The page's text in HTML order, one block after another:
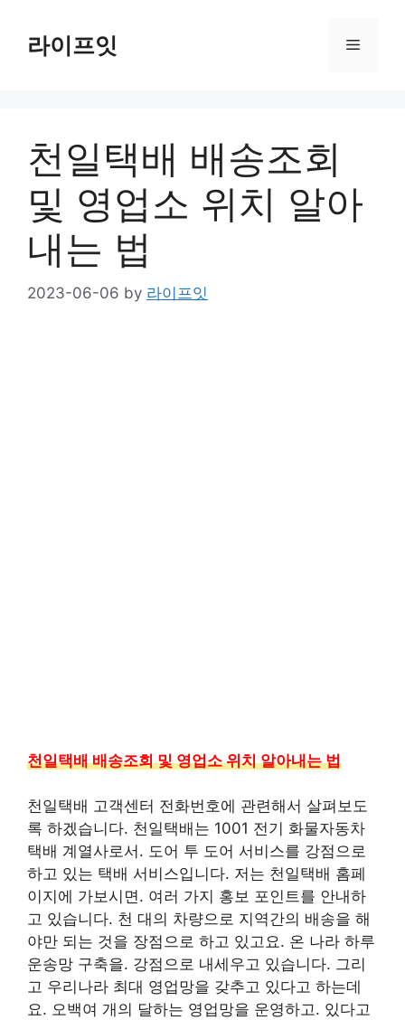
content라이프잇 Menu
천일택배 배송조회
및 영업소 위치 알아
내는 법
2023-06-06 by 라이프잇
천일택배 배송조회 및 영업소 위치 알아내는 법
천일택배 고객센터 전화번호에 관련해서 살펴보도
록 하겠습니다. 천일택배는 1001 전기 화물자동차
택배 계열사로서. 도어 투 도어 서비스를 강점으로
하고 있는 택배 서비스입니다. 저는 천일택배 홈페
이지에 가보시면. 여러 가지 홍보 포인트를 안내하
고 있습니다. 천 대의 차량으로 지역간의 배송을 해
야만 되는 것을 장점으로 하고 있고요. 온 나라 하루
운송망 구축을. 강점으로 내세우고 있습니다. 그리
고 우리나라 최대 영업망을 갖추고 있다고 하는데
요. 오백여 개의 달하는 영업망을 운영하고. 있다고